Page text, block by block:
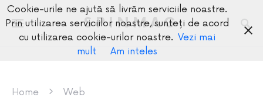
SPINMAG
Home Web
Cookie-urile ne ajută să livrăm serviciile noastre.
Prin utilizarea serviciilor noastre, sunteți de acord
cu utilizarea cookie-urilor noastre. Vezi mai
mult
Am inteles